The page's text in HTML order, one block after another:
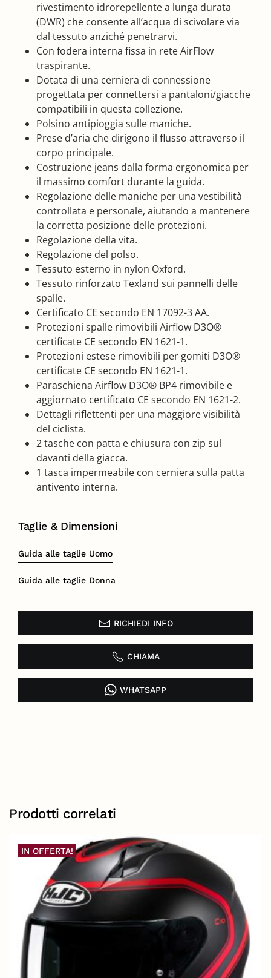
rivestimento idrorepellente a lunga durata
(DWR) che consente all’acqua di scivolare via
dal tessuto anziché penetrarvi.
Con fodera interna fissa in rete AirFlow
traspirante.
Dotata di una cerniera di connessione
progettata per connettersi a pantaloni/giacche
compatibili in questa collezione.
Polsino antipioggia sulle maniche.
Prese d’aria che dirigono il flusso attraverso il
corpo principale.
Costruzione jeans dalla forma ergonomica per
il massimo comfort durante la guida.
Regolazione delle maniche per una vestibilità
controllata e personale, aiutando a mantenere
la corretta posizione delle protezioni.
Regolazione della vita.
Regolazione del polso.
Tessuto esterno in nylon Oxford.
Tessuto rinforzato Texland sui pannelli delle
spalle.
Certificato CE secondo EN 17092-3 AA.
Protezioni spalle rimovibili Airflow D3O®
certificate CE secondo EN 1621-1.
Protezioni estese rimovibili per gomiti D3O®
certificate CE secondo EN 1621-1.
Paraschiena Airflow D3O® BP4 rimovibile e
aggiornato certificato CE secondo EN 1621-2.
Dettagli riflettenti per una maggiore visibilità
del ciclista.
2 tasche con patta e chiusura con zip sul
davanti della giacca.
1 tasca impermeabile con cerniera sulla patta
antivento interna.
Taglie & Dimensioni
Guida alle taglie Uomo
Guida alle taglie Donna
RICHIEDI INFO
CHIAMA
WHATSAPP
Prodotti correlati
IN OFFERTA!